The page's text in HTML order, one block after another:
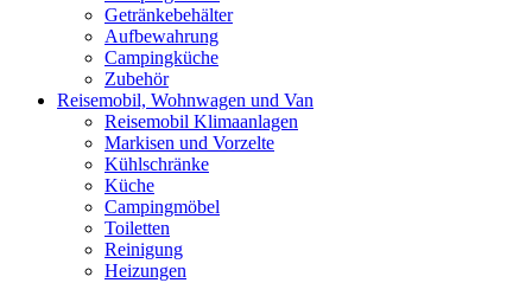
Getränkebehälter
Aufbewahrung
Campingküche
Zubehör
Reisemobil, Wohnwagen und Van
Reisemobil Klimaanlagen
Markisen und Vorzelte
Kühlschränke
Küche
Campingmöbel
Toiletten
Reinigung
Heizungen